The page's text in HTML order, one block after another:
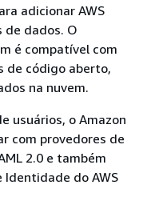
adicionar AWS
de dados. O
é compatível com
de código aberto,
na nuvem.
usuários, o Amazon
com provedores de
2.0 e também
do AWS